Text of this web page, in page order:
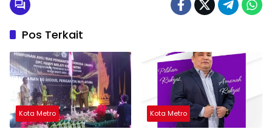
Pos Terkait
Kota Metro Kota Metro